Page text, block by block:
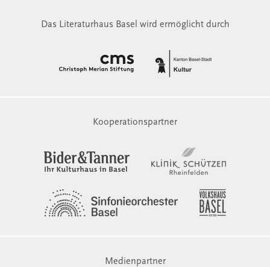
Das Literaturhaus Basel wird ermöglicht durch
Kooperationspartner
Medienpartner